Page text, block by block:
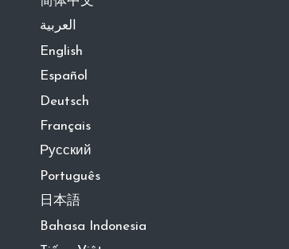
العربية
English
Español
Deutsch
Français
Русский
Português
日本語
Bahasa Indonesia